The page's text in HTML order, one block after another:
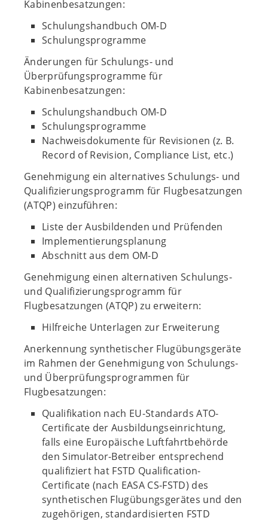
Kabinenbesatzungen:
Schulungshandbuch OM-D
Schulungsprogramme
Änderungen für Schulungs- und
Überprüfungsprogramme für
Kabinenbesatzungen:
Schulungshandbuch OM-D
Schulungsprogramme
Nachweisdokumente für Revisionen (z. B.
Record of Revision, Compliance List, etc.)
Genehmigung ein alternatives Schulungs- und
Qualifizierungsprogramm für Flugbesatzungen
(ATQP) einzuführen:
Liste der Ausbildenden und Prüfenden
Implementierungsplanung
Abschnitt aus dem OM-D
Genehmigung einen alternativen Schulungs-
und Qualifizierungsprogramm für
Flugbesatzungen (ATQP) zu erweitern:
Hilfreiche Unterlagen zur Erweiterung
Anerkennung synthetischer Flugübungsgeräte
im Rahmen der Genehmigung von Schulungs-
und Überprüfungsprogrammen für
Flugbesatzungen:
Qualifikation nach EU-Standards ATO-
Certificate der Ausbildungseinrichtung,
falls eine Europäische Luftfahrtbehörde
den Simulator-Betreiber entsprechend
qualifiziert hat FSTD Qualification-
Certificate (nach EASA CS-FSTD) des
synthetischen Flugübungsgerätes und den
zugehörigen, standardisierten FSTD